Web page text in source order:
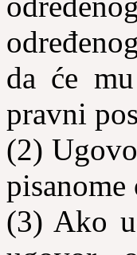
da će
pravni
(2)
(3) Ako